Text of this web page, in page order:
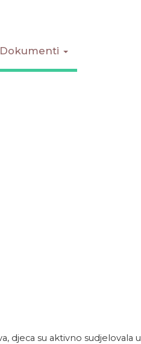
Dokumenti
djeca su aktivno sudjelovala u